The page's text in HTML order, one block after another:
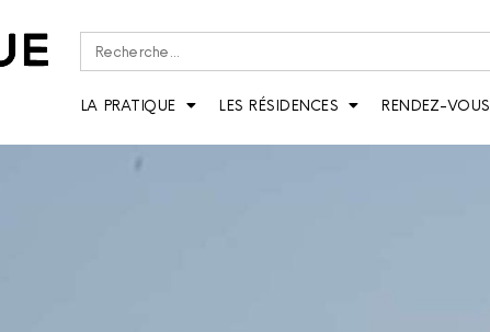
Rechercher :
LA PRATIQUE LES RÉSIDENCES RENDEZ-VOUS